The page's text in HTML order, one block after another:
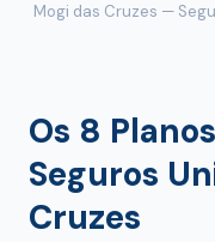
Mogi das Cruzes —
Os 8 Planos
Seguros
Cruzes